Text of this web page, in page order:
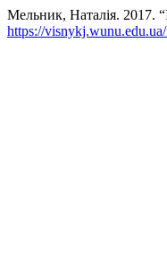
Мельник, Наталія.
https://